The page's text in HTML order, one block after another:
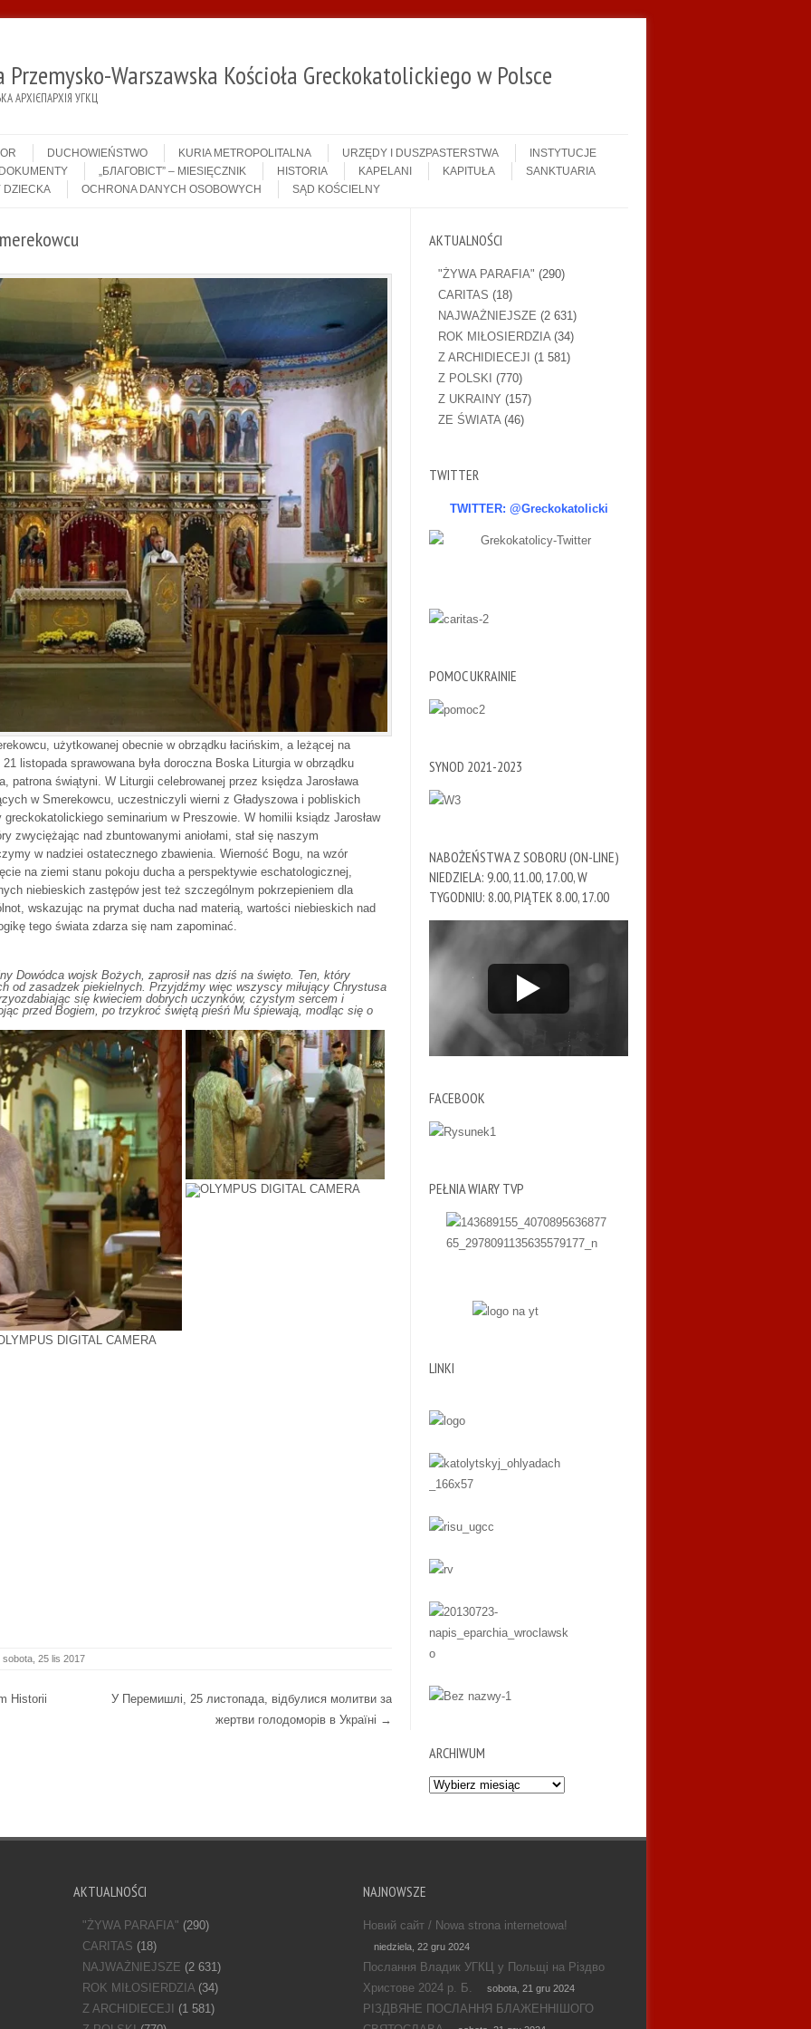
Warszawska Kościoła Greckokatolickiego w Polsce
АРХІЄПАРХІЯ УГКЦ
DUCHOWIEŃSTWO KURIA METROPOLITALNA URZĘDY I DUSZPASTERSTWA
INSTYTUCJE
DOKUMENTY „БЛАГОВІСТ” – MIESIĘCZNIK HISTORIA KAPELANI KAPITUŁA
SANKTUARIA
DZIECKA OCHRONA DANYCH OSOBOWYCH SĄD KOŚCIELNY
użytkowanej obecnie w obrządku łacińskim, a leżącej na
listopada sprawowana była doroczna Boska Liturgia w obrządku
patrona świątyni. W Liturgii celebrowanej przez księdza Jarosława
w Smerekowcu, uczestniczyli wierni z Gładyszowa i pobliskich
seminarium w Preszowie. W homilii ksiądz Jarosław
zwyciężając nad zbuntowanymi aniołami, stał się naszym
w nadziei ostatecznego zbawienia. Wierność Bogu, na wzór
na ziemi stanu pokoju ducha a perspektywie eschatologicznej,
niebieskich zastępów jest też szczególnym pokrzepieniem dla
wskazując na prymat ducha nad materią, wartości niebieskich nad
tego świata zdarza się nam zapominać.
Dowódca wojsk Bożych, zaprosił nas dziś na święto. Ten, który
od zasadzek piekielnych. Przyjdźmy więc wszyscy miłujący Chrystusa
się kwieciem dobrych uczynków, czystym sercem i
przed Bogiem, po trzykroć świętą pieśń Mu śpiewają, modląc się o
sobota, 25 lis 2017
Historii
У Перемишлі, 25 листопада, відбулися молитви за
жертви голодоморів в Україні →
AKTUALNOŚCI
"ŻYWA PARAFIA" (290)
CARITAS (18)
NAJWAŻNIEJSZE (2 631)
ROK MIŁOSIERDZIA(34)
Z ARCHIDIECEJI (1 581)
Z POLSKI (770)
Z UKRAINY (157)
ZE ŚWIATA(46)
TWITTER
TWITTER: @Greckokatolicki
POMOC UKRAINIE
SYNOD 2021-2023
NABOŻEŃSTWA Z SOBORU (ON-LINE)
NIEDZIELA: 9.00, 11.00, 17.00, W
TYGODNIU: 8.00, PIĄTEK 8.00, 17.00
FACEBOOK
PEŁNIA WIARY TVP
LINKI
ARCHIWUM
Archiwum
AKTUALNOŚCI
"ŻYWA PARAFIA" (290)
CARITAS (18)
NAJWAŻNIEJSZE (2 631)
ROK MIŁOSIERDZIA(34)
Z ARCHIDIECEJI
(1 581)
NAJNOWSZE
Новий сайт / Nowa strona internetowa!
niedziela, 22 gru 2024
Послання Владик УГКЦ у Польщі на Різдво
Христове 2024 р. Б.
sobota, 21 gru 2024
РІЗДВЯНЕ ПОСЛАННЯ БЛАЖЕННІШОГО